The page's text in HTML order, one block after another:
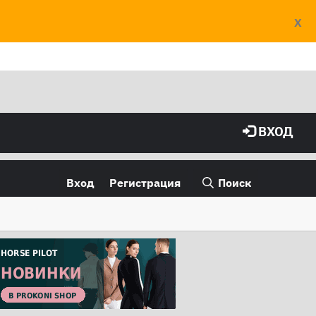
X
ВХОД
Вход Регистрация Поиск